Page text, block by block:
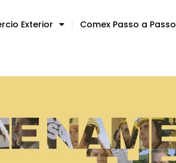
Exterior Comex Passo a Passo